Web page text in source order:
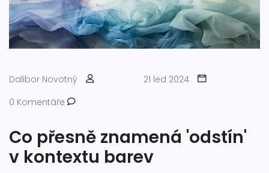
Dalibor Novotný
21 led 2024
0 Komentáře
Co přesně znamená 'odstín'
v kontextu barev